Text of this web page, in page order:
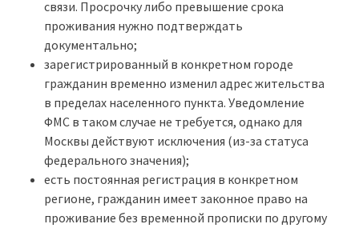
связи. Просрочку либо превышение срока
проживания нужно подтверждать
документально;
зарегистрированный в конкретном городе
гражданин временно изменил адрес жительства
в пределах населенного пункта. Уведомление
ФМС в таком случае не требуется, однако для
Москвы действуют исключения (из-за статуса
федерального значения);
есть постоянная регистрация в конкретном
регионе, гражданин имеет законное право на
проживание без временной прописки по другому